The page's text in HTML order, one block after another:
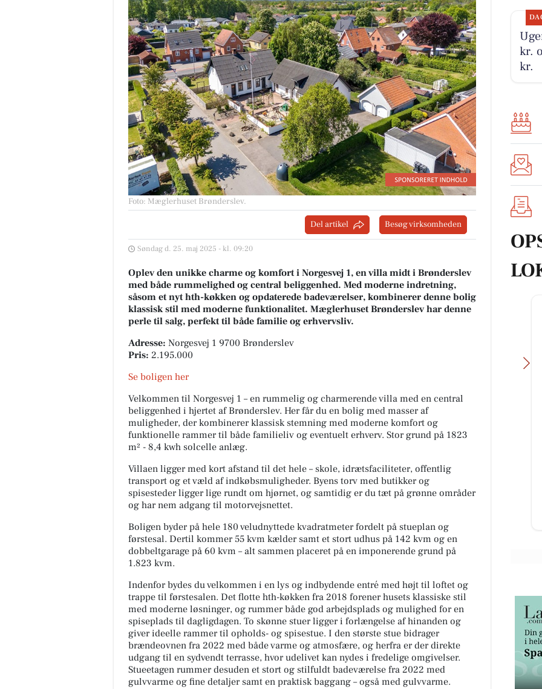
Foto: Mæglerhuset Brønderslev.
Del artikel Besøg virksomheden
Søndag d. 25. maj 2025 - kl. 09:20
Oplev den unikke charme og komfort i Norgesvej 1, en villa midt i Brønderslev
med både rummelighed og central beliggenhed. Med moderne indretning,
såsom et nyt hth-køkken og opdaterede badeværelser, kombinerer denne bolig
klassisk stil med moderne funktionalitet. Mæglerhuset Brønderslev har denne
perle til salg, perfekt til både familie og erhvervsliv.
Adresse: Norgesvej 1 9700 Brønderslev
Pris: 2.195.000
Se boligen her
Velkommen til Norgesvej 1 – en rummelig og charmerende villa med en central
beliggenhed i hjertet af Brønderslev. Her får du en bolig med masser af
muligheder, der kombinerer klassisk stemning med moderne komfort og
funktionelle rammer til både familieliv og eventuelt erhverv. Stor grund på 1823
m² - 8,4 kwh solcelle anlæg.
Villaen ligger med kort afstand til det hele – skole, idrætsfaciliteter, offentlig
transport og et væld af indkøbsmuligheder. Byens torv med butikker og
spisesteder ligger lige rundt om hjørnet, og samtidig er du tæt på grønne områder
og har nem adgang til motorvejsnettet.
Boligen byder på hele 180 veludnyttede kvadratmeter fordelt på stueplan og
førstesal. Dertil kommer 55 kvm kælder samt et stort udhus på 142 kvm og en
dobbeltgarage på 60 kvm – alt sammen placeret på en imponerende grund på
1.823 kvm.
Indenfor bydes du velkommen i en lys og indbydende entré med højt til loftet og
trappe til førstesalen. Det flotte hth-køkken fra 2018 forener husets klassiske stil
med moderne løsninger, og rummer både god arbejdsplads og mulighed for en
spiseplads til dagligdagen. To skønne stuer ligger i forlængelse af hinanden og
giver ideelle rammer til opholds- og spisestue. I den største stue bidrager
brændeovnen fra 2022 med både varme og atmosfære, og herfra er der direkte
udgang til en sydvendt terrasse, hvor udelivet kan nydes i fredelige omgivelser.
Stueetagen rummer desuden et stort og stilfuldt badeværelse fra 2022 med
gulvvarme og fine detaljer samt en praktisk baggang – også med gulvvarme.
kr.
kr.
Fynbogården Blomster ApS
Åbningstider uge 32🌼🏵 Så går vi
åbningstider ☀️
Børneshoppen Brønderslev
Sutter inden de smutter😉 Så
skynd jer ind og se vore...